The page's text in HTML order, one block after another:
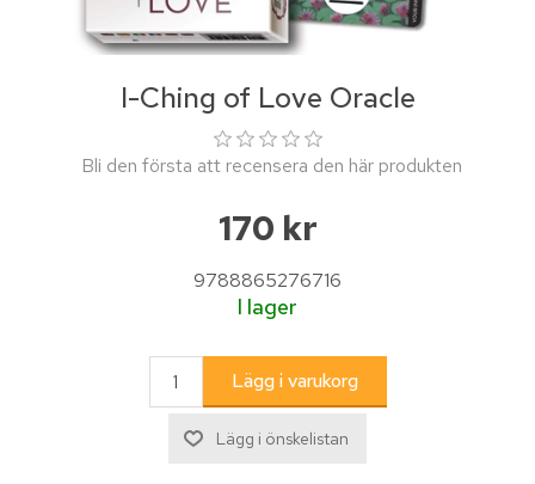
I-Ching of Love Oracle
Bli den första att recensera den här produkten
170 kr
9788865276716
I lager